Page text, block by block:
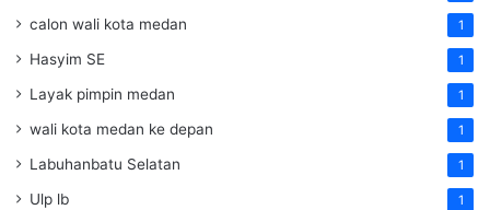
calon wali kota medan 1
Hasyim SE 1
Layak pimpin medan 1
wali kota medan ke depan 1
Labuhanbatu Selatan 1
Ulp lb 1